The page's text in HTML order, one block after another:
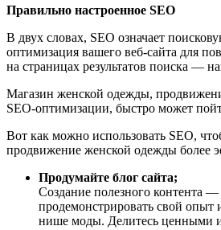
Правильно настроенное SEO
В двух словах, SEO означает
оптимизация вашего веб-сайта для
на страницах результатов поиска —
Магазин женской одежды,
SEO-оптимизации, быстро может
Вот как можно использовать SEO,
продвижение женской одежды более
Продумайте блог сайта;
Cоздание полезного контента
продемонстрировать свой опыт
нише моды. Делитесь ценными